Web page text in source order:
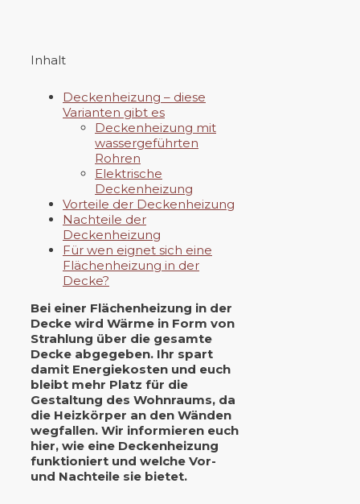
Inhalt
Deckenheizung – diese
Varianten gibt es
Deckenheizung mit
wassergeführten
Rohren
Elektrische
Deckenheizung
Vorteile der Deckenheizung
Nachteile der
Deckenheizung
Für wen eignet sich eine
Flächenheizung in der
Decke?
Bei einer Flächenheizung in der
Decke wird Wärme in Form von
Strahlung über die gesamte
Decke abgegeben. Ihr spart
damit Energiekosten und euch
bleibt mehr Platz für die
Gestaltung des Wohnraums, da
die Heizkörper an den Wänden
wegfallen. Wir informieren euch
hier, wie eine Deckenheizung
funktioniert und welche Vor-
und Nachteile sie bietet.